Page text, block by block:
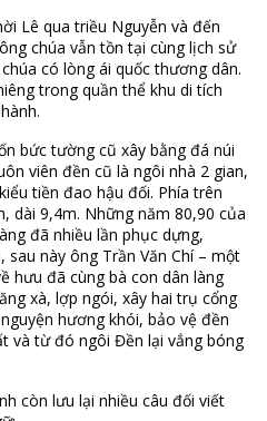
Lê qua triều Nguyễn và đến
chúa vẫn tồn tại cùng lịch sử
có lòng ái quốc thương dân.
trong quần thể khu di tích
bức tường cũ xây bằng đá núi
viên đền cũ là ngôi nhà 2 gian,
tiền đao hậu đối. Phía trên
dài 9,4m. Những năm 80,90 của
đã nhiều lần phục dựng,
này ông Trần Văn Chí – một
hưu đã cùng bà con dân làng
xà, lợp ngói, xây hai trụ cổng
hương khói, bảo vệ đền
và từ đó ngôi Đền lại vắng bóng
còn lưu lại nhiều câu đối viết